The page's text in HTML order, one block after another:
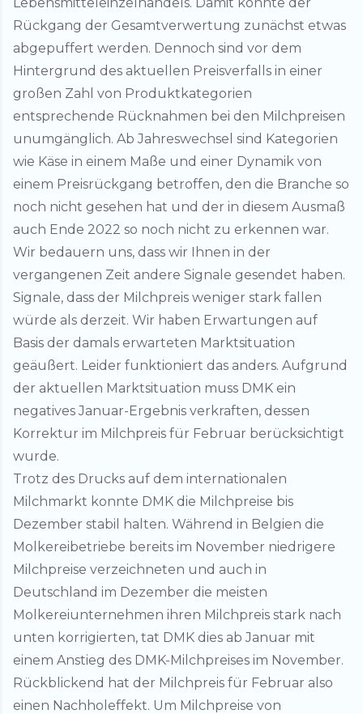
Rückgang der Gesamtverwertung zunächst etwas
abgepuffert werden. Dennoch sind vor dem
Hintergrund des aktuellen Preisverfalls in einer
großen Zahl von Produktkategorien
entsprechende Rücknahmen bei den Milchpreisen
unumgänglich. Ab Jahreswechsel sind Kategorien
wie Käse in einem Maße und einer Dynamik von
einem Preisrückgang betroffen, den die Branche so
noch nicht gesehen hat und der in diesem Ausmaß
auch Ende 2022 so noch nicht zu erkennen war.
Wir bedauern uns, dass wir Ihnen in der
vergangenen Zeit andere Signale gesendet haben.
Signale, dass der Milchpreis weniger stark fallen
würde als derzeit. Wir haben Erwartungen auf
Basis der damals erwarteten Marktsituation
geäußert. Leider funktioniert das anders. Aufgrund
der aktuellen Marktsituation muss DMK ein
negatives Januar-Ergebnis verkraften, dessen
Korrektur im Milchpreis für Februar berücksichtigt
wurde.
Trotz des Drucks auf dem internationalen
Milchmarkt konnte DMK die Milchpreise bis
Dezember stabil halten. Während in Belgien die
Molkereibetriebe bereits im November niedrigere
Milchpreise verzeichneten und auch in
Deutschland im Dezember die meisten
Molkereiunternehmen ihren Milchpreis stark nach
unten korrigierten, tat DMK dies ab Januar mit
einem Anstieg des DMK-Milchpreises im November.
Rückblickend hat der Milchpreis für Februar also
einen Nachholeffekt. Um Milchpreise von